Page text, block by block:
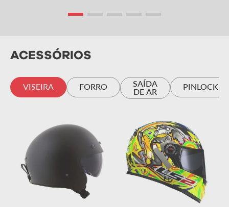
ACESSÓRIOS
VISEIRA FORRO
SAÍDA
DE AR
PINLOCK